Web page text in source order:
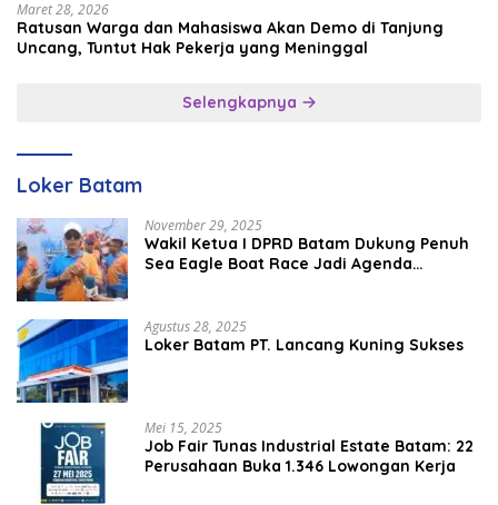
Maret 28, 2026
Ratusan Warga dan Mahasiswa Akan Demo di Tanjung
Uncang, Tuntut Hak Pekerja yang Meninggal
Selengkapnya
Loker Batam
November 29, 2025
Wakil Ketua I DPRD Batam Dukung Penuh
Sea Eagle Boat Race Jadi Agenda
Agustus 28, 2025
Loker Batam PT. Lancang Kuning Sukses
Mei 15, 2025
Job Fair Tunas Industrial Estate Batam: 22
Perusahaan Buka 1.346 Lowongan Kerja